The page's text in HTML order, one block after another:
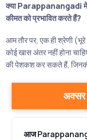
क्या Parappanangadi में
कीमत को प्रभावित करते हैं?
आम तौर पर, एक ही श्रेणी
कोई खास अंतर नहीं होना
की पेशकश कर सकते हैं,
अक्सर
आज